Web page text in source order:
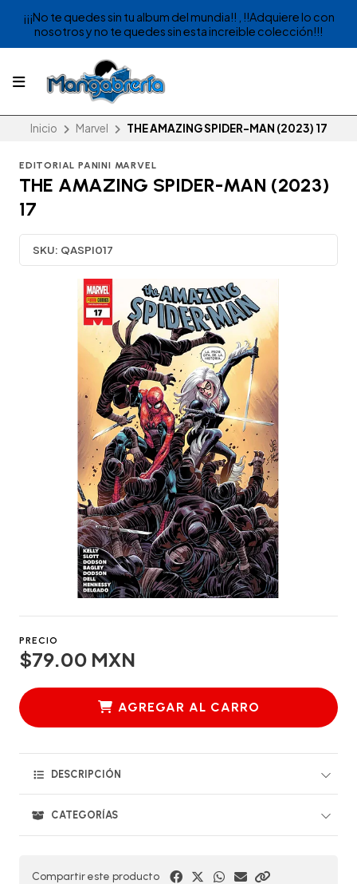
¡¡¡No te quedes sin tu album del mundia!! , !!Adquiere lo con
nosotros y no te quedes sin esta increible colección!!!
Inicio Marvel THE AMAZING SPIDER-MAN (2023) 17
EDITORIAL PANINI MARVEL
THE AMAZING SPIDER-MAN (2023)
17
SKU: QASPI017
PRECIO
$79.00 MXN
AGREGAR AL CARRO
DESCRIPCIÓN
CATEGORÍAS
Compartir este producto